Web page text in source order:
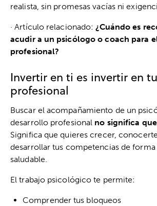
realista, sin promesas vacías ni
· Artículo relacionado:¿Cuándo es
acudir a un psicólogo o coach para
profesional?
Invertir en ti es invertir en
profesional
Buscar el acompañamiento de un
desarrollo profesional no significa
Significa que quieres crecer,
desarrollar tus competencias de
saludable.
El trabajo psicológico te permite:
Comprender tus bloqueos